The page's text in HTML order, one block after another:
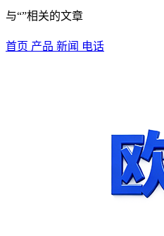
与“”相关的文章
首页 产品 新闻 电话